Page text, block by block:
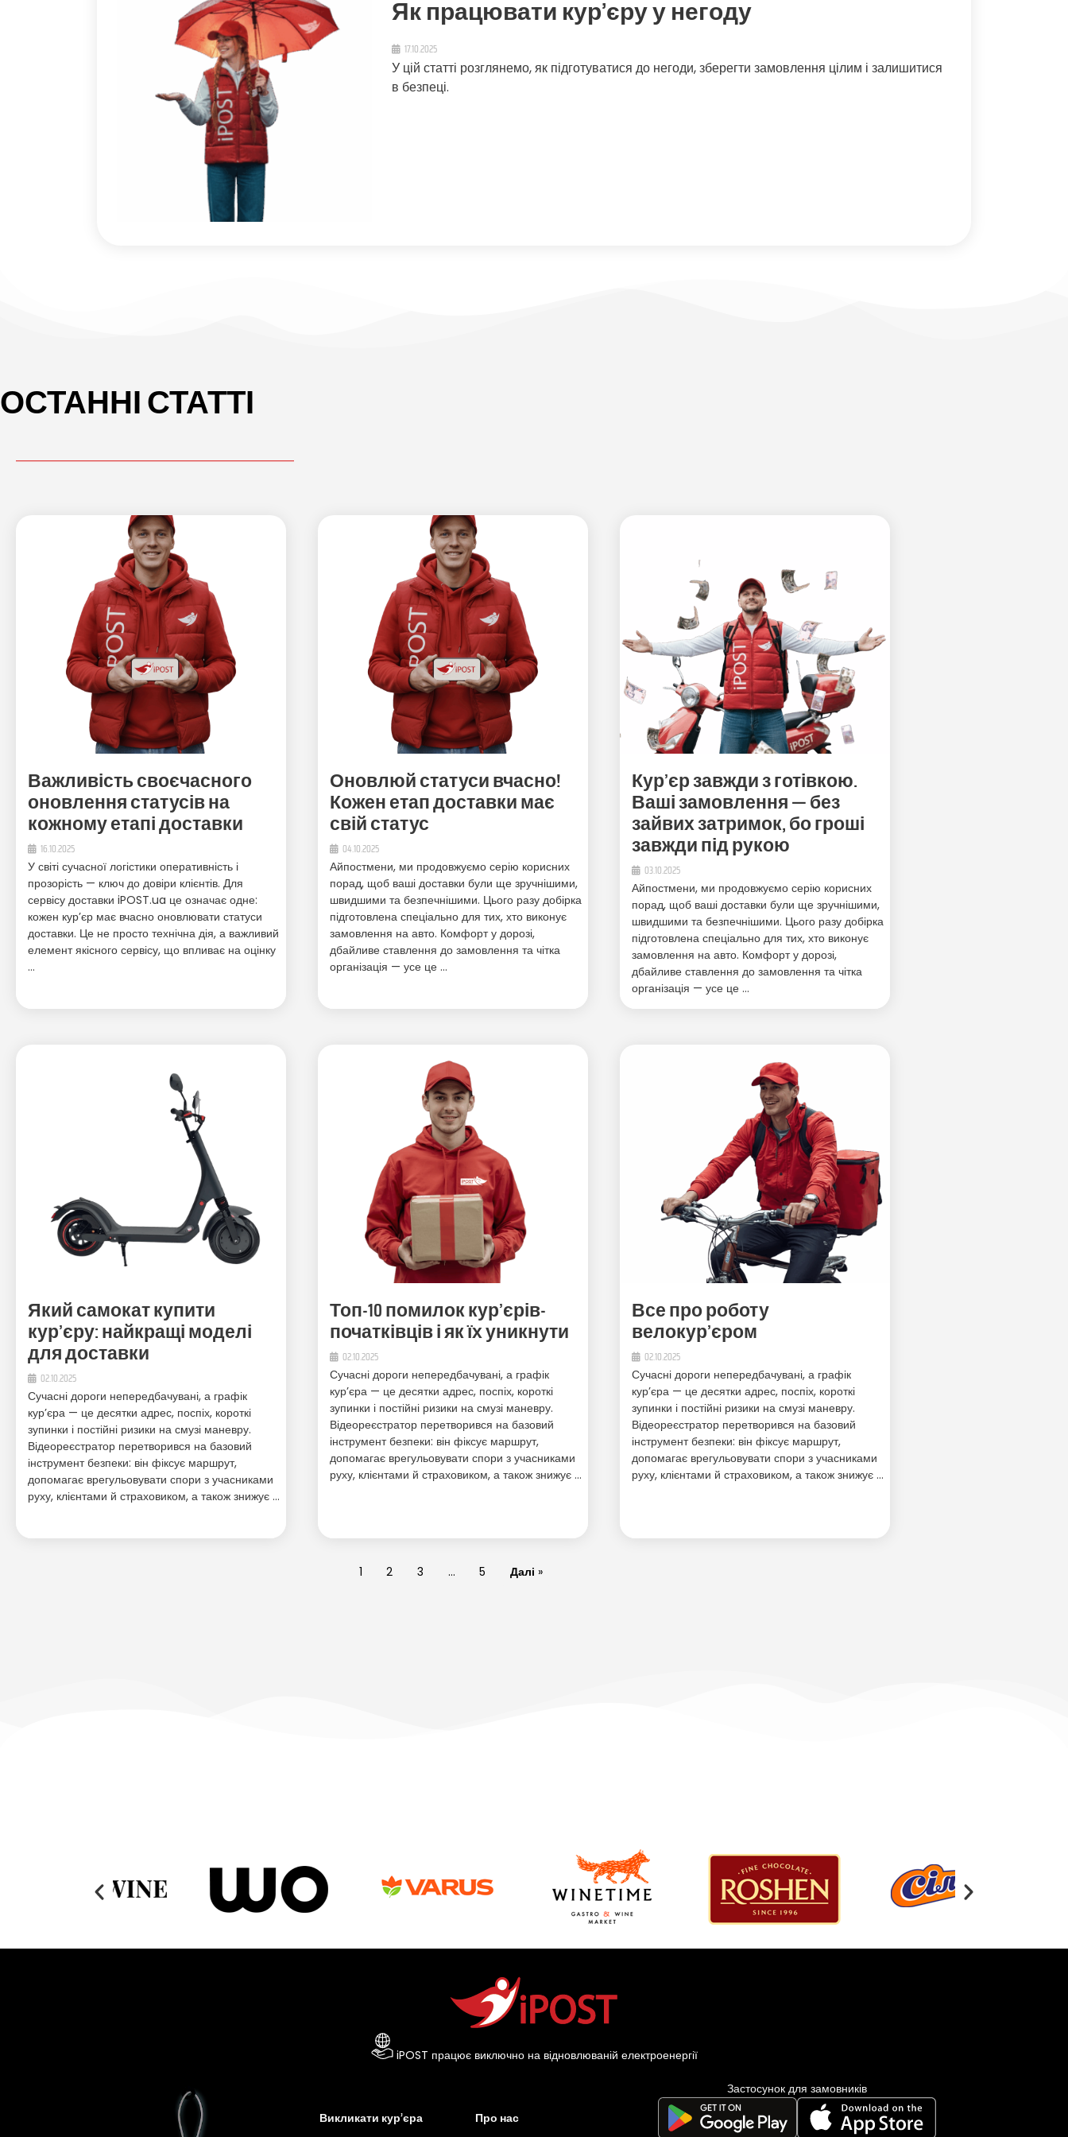
Як працювати кур’єру у негоду
17.10.2025
У цій статті розглянемо, як підготуватися до негоди, зберегти замовлення цілим і залишитися
в безпеці.
ОСТАННІ СТАТТІ
Важливість своєчасного
оновлення статусів на
кожному етапі доставки
16.10.2025
У світі сучасної логістики оперативність і
прозорість — ключ до довіри клієнтів. Для
сервісу доставки iPOST.ua це означає одне:
кожен кур’єр має вчасно оновлювати статуси
доставки. Це не просто технічна дія, а важливий
елемент якісного сервісу, що впливає на оцінку
…
Оновлюй статуси вчасно!
Кожен етап доставки має
свій статус
04.10.2025
Айпостмени, ми продовжуємо серію корисних
порад, щоб ваші доставки були ще зручнішими,
швидшими та безпечнішими. Цього разу добірка
підготовлена спеціально для тих, хто виконує
замовлення на авто. Комфорт у дорозі,
дбайливе ставлення до замовлення та чітка
організація — усе це …
Кур’єр завжди з готівкою.
Ваші замовлення — без
зайвих затримок, бо гроші
завжди під рукою
03.10.2025
Айпостмени, ми продовжуємо серію корисних
порад, щоб ваші доставки були ще зручнішими,
швидшими та безпечнішими. Цього разу добірка
підготовлена спеціально для тих, хто виконує
замовлення на авто. Комфорт у дорозі,
дбайливе ставлення до замовлення та чітка
організація — усе це …
Який самокат купити
кур’єру: найкращі моделі
для доставки
02.10.2025
Сучасні дороги непередбачувані, а графік
кур’єра — це десятки адрес, поспіх, короткі
зупинки і постійні ризики на смузі маневру.
Відеореєстратор перетворився на базовий
інструмент безпеки: він фіксує маршрут,
допомагає врегульовувати спори з учасниками
руху, клієнтами й страховиком, а також знижує …
Топ-10 помилок кур’єрів-
початківців і як їх уникнути
02.10.2025
Сучасні дороги непередбачувані, а графік
кур’єра — це десятки адрес, поспіх, короткі
зупинки і постійні ризики на смузі маневру.
Відеореєстратор перетворився на базовий
інструмент безпеки: він фіксує маршрут,
допомагає врегульовувати спори з учасниками
руху, клієнтами й страховиком, а також знижує …
Все про роботу
велокур’єром
02.10.2025
Сучасні дороги непередбачувані, а графік
кур’єра — це десятки адрес, поспіх, короткі
зупинки і постійні ризики на смузі маневру.
Відеореєстратор перетворився на базовий
інструмент безпеки: він фіксує маршрут,
допомагає врегульовувати спори з учасниками
руху, клієнтами й страховиком, а також знижує …
1 2 3 … 5 Далі »
iPOST працює виключно на відновлюваній електроенергії
Викликати кур’єра
Про нас
Застосунок для замовників